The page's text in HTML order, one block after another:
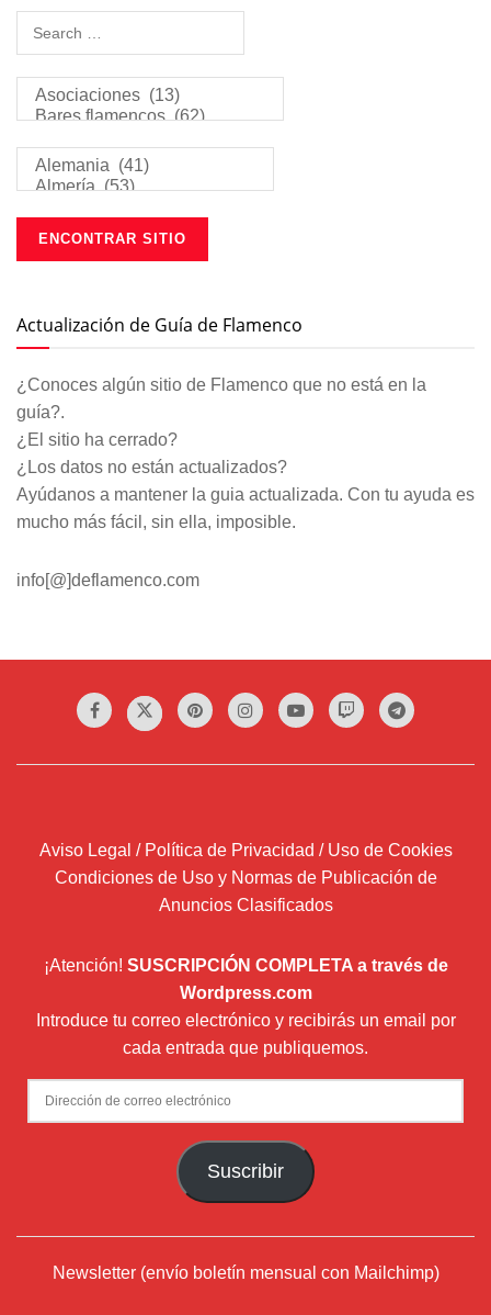
Actualización de Guía de Flamenco
¿Conoces algún sitio de Flamenco que no está en la
guía?.
¿El sitio ha cerrado?
¿Los datos no están actualizados?
Ayúdanos a mantener la guia actualizada. Con tu ayuda es
mucho más fácil, sin ella, imposible.
info[@]deflamenco.com
Aviso Legal / Política de Privacidad / Uso de Cookies
Condiciones de Uso y Normas de Publicación de
Anuncios Clasificados
¡Atención! SUSCRIPCIÓN COMPLETA a través de
Wordpress.com
Introduce tu correo electrónico y recibirás un email por
cada entrada que publiquemos.
Dirección
de
Suscribir
Newsletter (envío boletín mensual con Mailchimp)